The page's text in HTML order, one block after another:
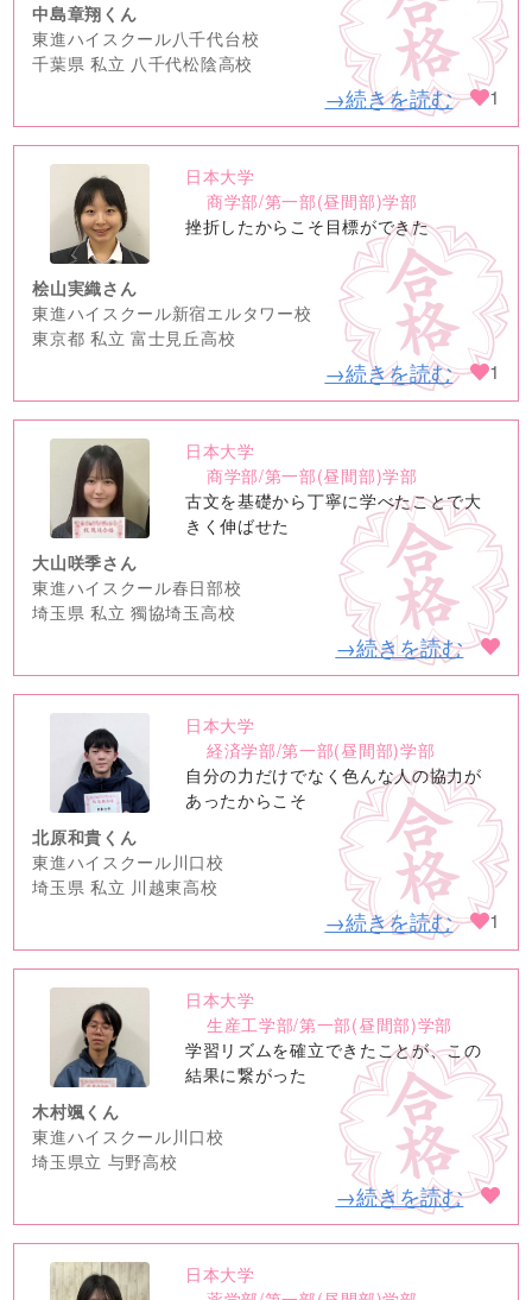
中島章翔くん
東進ハイスクール八千代台校
千葉県 私立 八千代松陰高校
→続きを読む 1
no
image
日本大学
商学部/第一部(昼間部)学部
挫折したからこそ目標ができた
桧山実織さん
東進ハイスクール新宿エルタワー校
東京都 私立 富士見丘高校
→続きを読む 1
no
image
日本大学
商学部/第一部(昼間部)学部
古文を基礎から丁寧に学べたことで大
きく伸ばせた
大山咲季さん
東進ハイスクール春日部校
埼玉県 私立 獨協埼玉高校
→続きを読む
no
image
日本大学
経済学部/第一部(昼間部)学部
自分の力だけでなく色んな人の協力が
あったからこそ
北原和貴くん
東進ハイスクール川口校
埼玉県 私立 川越東高校
→続きを読む 1
no
image
日本大学
生産工学部/第一部(昼間部)学部
学習リズムを確立できたことが、この
結果に繋がった
木村颯くん
東進ハイスクール川口校
埼玉県立 与野高校
→続きを読む
日本大学